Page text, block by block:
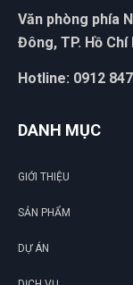
Văn phòng phía
Đông, TP. Hồ Chí
Hotline: 0912
DANH MỤC
GIỚI THIỆU
SẢN PHẨM
DỰ ÁN